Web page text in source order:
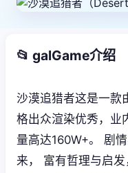
📂 galGame介绍
沙漠追猎者这是一款
格出众渲染优秀，业
量高达160W+。 剧
来， 富有哲理与启